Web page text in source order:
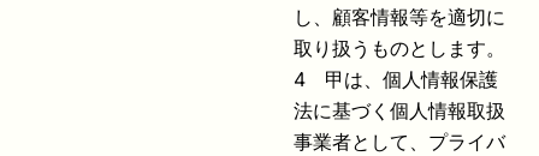
し、顧客情報等を適切に
取り扱うものとします。
4 甲は、個人情報保護
法に基づく個人情報取扱
事業者として、プライバ